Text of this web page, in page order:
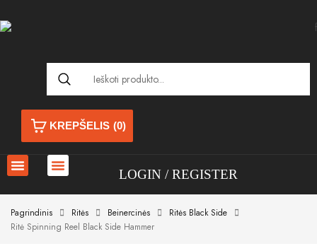
KREPŠELIS (0)
LOGIN REGISTER
Pagrindinis Ritės Beinercinės
Ritės Black Side
Ritė Spinning Reel Black Side Hammer